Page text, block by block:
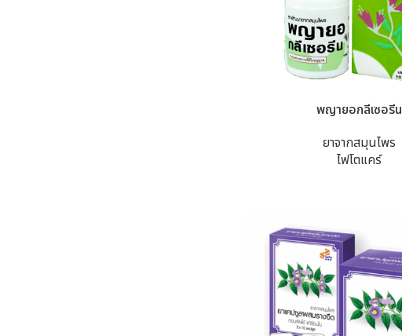
พญายอกลีเซอรีน
ยาจากสมุนไพร
ไฟโตแคร์